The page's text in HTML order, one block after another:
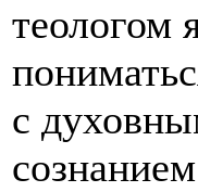
теологом
с